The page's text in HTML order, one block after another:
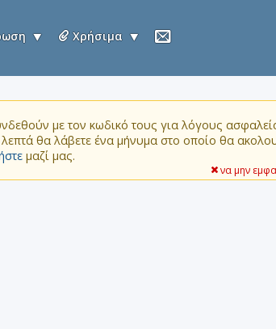
Χρήσιμα
με τον κωδικό τους για λόγους
θα λάβετε ένα μήνυμα στο οποίο θα
μαζί μας.
να μην